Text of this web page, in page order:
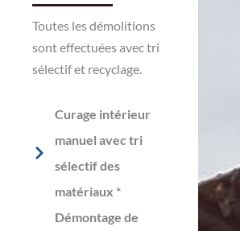
Toutes les démolitions
sont effectuées avec tri
sélectif et recyclage.
Curage intérieur
manuel avec tri
sélectif des
matériaux *
Démontage de